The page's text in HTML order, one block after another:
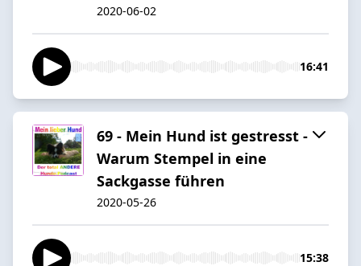
2020-06-02
16:41
69 - Mein Hund ist gestresst -
Warum Stempel in eine
Sackgasse führen
2020-05-26
15:38